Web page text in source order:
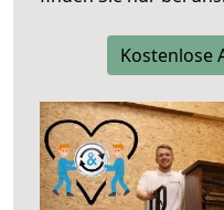
Kostenlose